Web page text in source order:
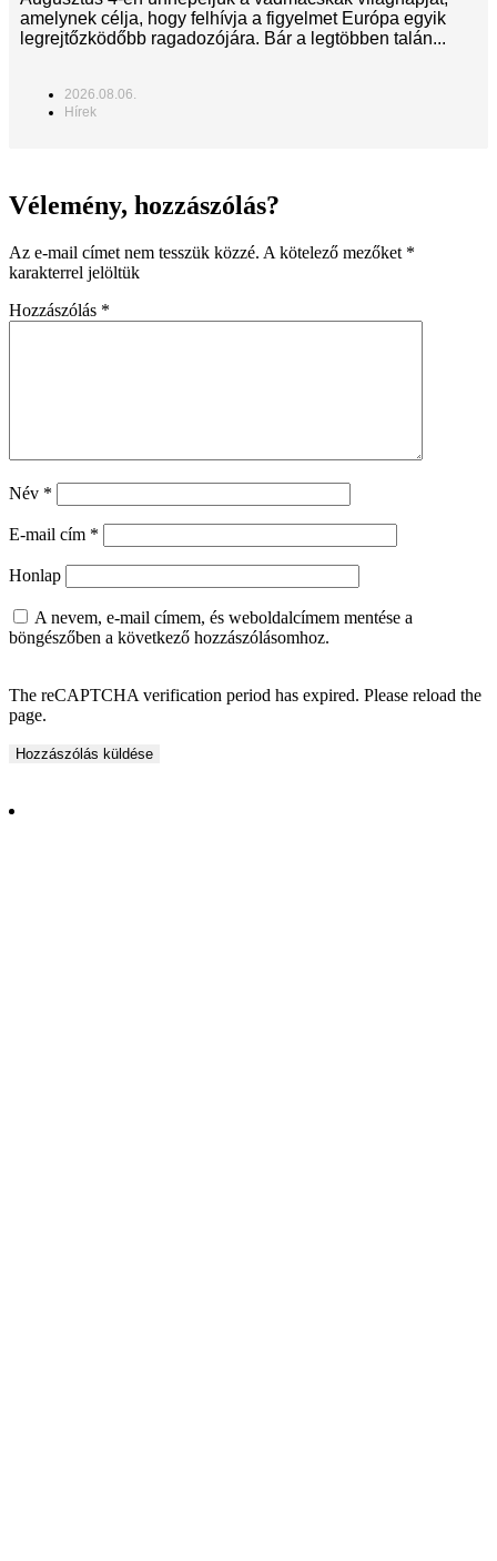
amelynek célja, hogy felhívja a figyelmet Európa egyik
legrejtőzködőbb ragadozójára. Bár a legtöbben talán...
2026.08.06.
Hírek
Vélemény, hozzászólás?
Az e-mail címet nem tesszük közzé. A kötelező mezőket *
karakterrel jelöltük
Hozzászólás *
Név *
E-mail cím *
Honlap
A nevem, e-mail címem, és weboldalcímem mentése a
böngészőben a következő hozzászólásomhoz.
The reCAPTCHA verification period has expired. Please reload the
page.